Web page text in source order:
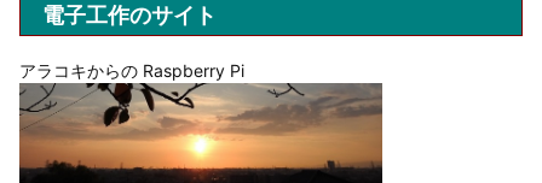
電子工作のサイト
アラコキからの Raspberry Pi